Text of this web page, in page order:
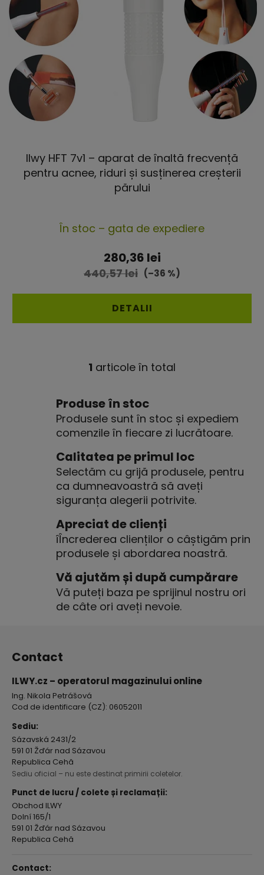
s
u
i
u
Ilwy HFT 7v1 – aparat de înaltă frecvență
pentru acnee, riduri și susținerea creșterii
părului
medie
a
produsului
4,3
din
stele.
În stoc – gata de expediere
280,36 lei
440,57 lei (–36 %)
DETALII
C
n
t
r
o
l
u
l
l
i
s
t
ă
r
i
l
o
r
1 articole în total
Produse în stoc
Produsele sunt în stoc și expediem
comenzile în fiecare zi lucrătoare.
Calitatea pe primul loc
Selectăm cu grijă produsele, pentru
ca dumneavoastră să aveți
siguranța alegerii potrivite.
Apreciat de clienți
îÎncrederea clienților o câștigăm prin
produsele și abordarea noastră.
Vă ajutăm și după cumpărare
Vă puteți baza pe sprijinul nostru ori
de câte ori aveți nevoie.
Contact
ILWY.cz – operatorul magazinului online
Ing. Nikola Petrášová
Cod de identificare (CZ): 06052011
Sediu:
Sázavská 2431/2
591 01 Žďár nad Sázavou
Republica Cehă
Sediu oficial – nu este destinat primirii coletelor.
Punct de lucru / colete și reclamații:
Obchod ILWY
Dolní 165/1
591 01 Žďár nad Sázavou
Republica Cehă
Contact: